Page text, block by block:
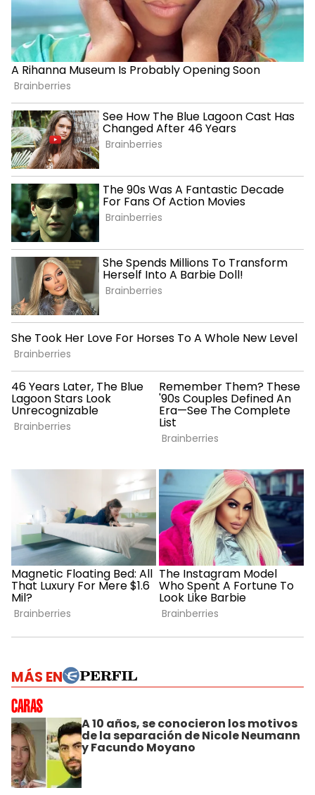
MÁS EN
A 10 años, se conocieron los motivos
de la separación de Nicole Neumann
y Facundo Moyano